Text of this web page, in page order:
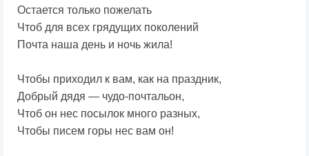
Остается только пожелать
Чтоб для всех грядущих поколений
Почта наша день и ночь жила!
Чтобы приходил к вам, как на праздник,
Добрый дядя — чудо-почтальон,
Чтоб он нес посылок много разных,
Чтобы писем горы нес вам он!